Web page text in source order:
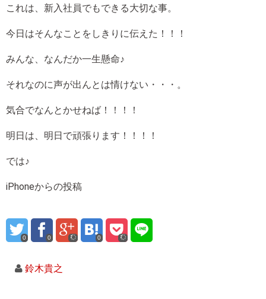
これは、新入社員でもできる大切な事。
今日はそんなことをしきりに伝えた！！！
みんな、なんだか一生懸命♪
それなのに声が出んとは情けない・・・。
気合でなんとかせねば！！！！
明日は、明日で頑張ります！！！！
では♪
iPhoneからの投稿
0 0 0
鈴木貴之